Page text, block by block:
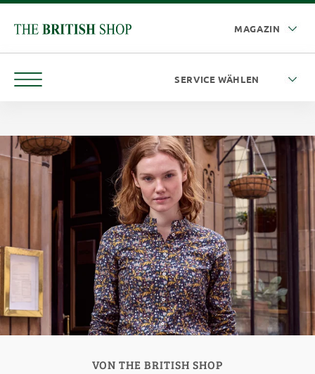
VON THE BRITISH SHOP